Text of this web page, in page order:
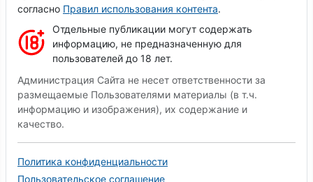
согласно Правил использования контента.
Отдельные публикации могут содержать
информацию, не предназначенную для
пользователей до 18 лет.
Администрация Сайта не несет ответственности за
размещаемые Пользователями материалы (в т.ч.
информацию и изображения), их содержание и
качество.
Политика конфиденциальности
Пользовательское соглашение